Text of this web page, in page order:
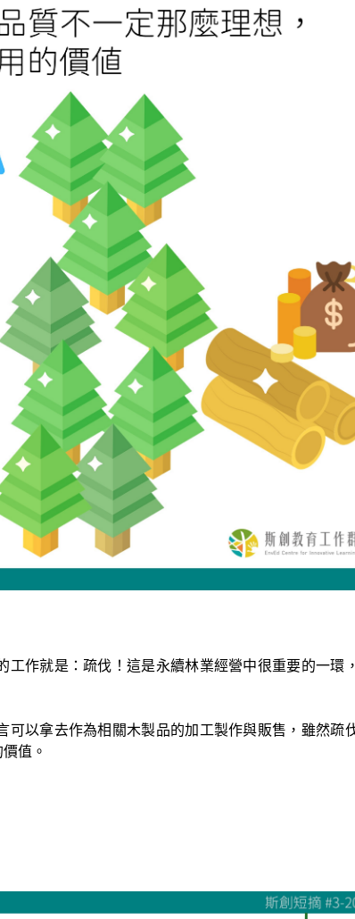
作就是：疏伐！這是永續林業經營中很重要的一環
以拿去作為相關木製品的加工製作與販售，雖然疏
值。